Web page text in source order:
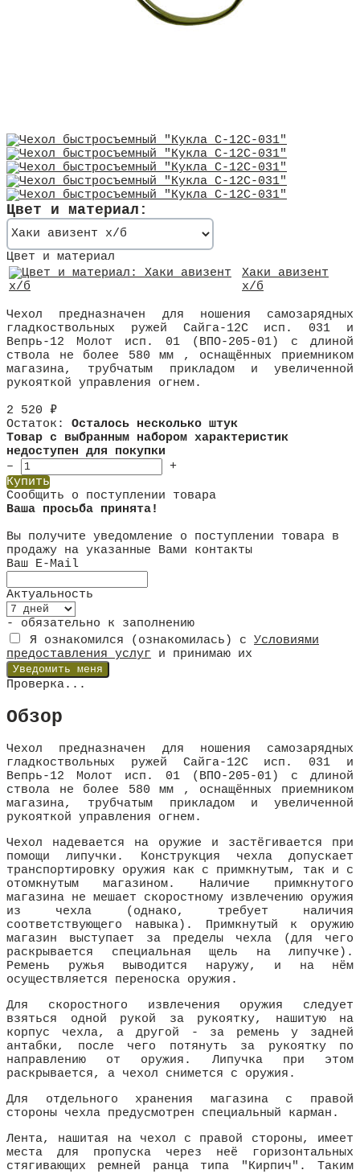
Цвет и материал:
Цвет и материал
Хаки авизент
х/б
Чехол предназначен для ношения самозарядных
гладкоствольных ружей Сайга-12С исп. 031 и
Вепрь-12 Молот исп. 01 (ВПО-205-01) с длиной
ствола не более 580 мм , оснащённых приемником
магазина, трубчатым прикладом и увеличенной
рукояткой управления огнем.
2 520 ₽
Остаток:
Осталось несколько штук
Товар с выбранным набором характеристик
недоступен для покупки
–
+
Купить
Сообщить о поступлении товара
Ваша просьба принята!
Вы получите уведомление о поступлении товара в
продажу на указанные Вами контакты
Ваш E-Mail
Актуальность
- обязательно к заполнению
Я ознакомился (ознакомилась) с Условиями
предоставления услуг и принимаю их
Проверка...
Обзор
Чехол предназначен для ношения самозарядных
гладкоствольных ружей Сайга-12С исп. 031 и
Вепрь-12 Молот исп. 01 (ВПО-205-01) с длиной
ствола не более 580 мм , оснащённых приемником
магазина, трубчатым прикладом и увеличенной
рукояткой управления огнем.
Чехол надевается на оружие и застёгивается при
помощи липучки. Конструкция чехла допускает
транспортировку оружия как с примкнутым, так и с
отомкнутым магазином. Наличие примкнутого
магазина не мешает скоростному извлечению оружия
из чехла (однако, требует наличия
соответствующего навыка). Примкнутый к оружию
магазин выступает за пределы чехла (для чего
раскрывается специальная щель на липучке).
Ремень ружья выводится наружу, и на нём
осуществляется переноска оружия.
Для скоростного извлечения оружия следует
взяться одной рукой за рукоятку, нашитую на
корпус чехла, а другой - за ремень у задней
антабки, после чего потянуть за рукоятку по
направлению от оружия. Липучка при этом
раскрывается, а чехол снимется с оружия.
Для отдельного хранения магазина с правой
стороны чехла предусмотрен специальный карман.
Лента, нашитая на чехол с правой стороны, имеет
места для пропуска через неё горизонтальных
стягивающих ремней ранца типа "Кирпич". Таким